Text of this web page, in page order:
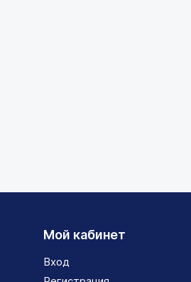
Мой кабинет
Вход